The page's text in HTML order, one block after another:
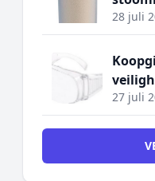
28 juli
27 juli